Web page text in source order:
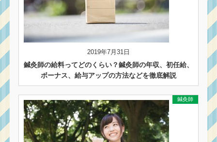
2019年7月31日
鍼灸師の給料ってどのくらい？鍼灸師の年収、初任給、
ボーナス、給与アップの方法などを徹底解説
鍼灸師